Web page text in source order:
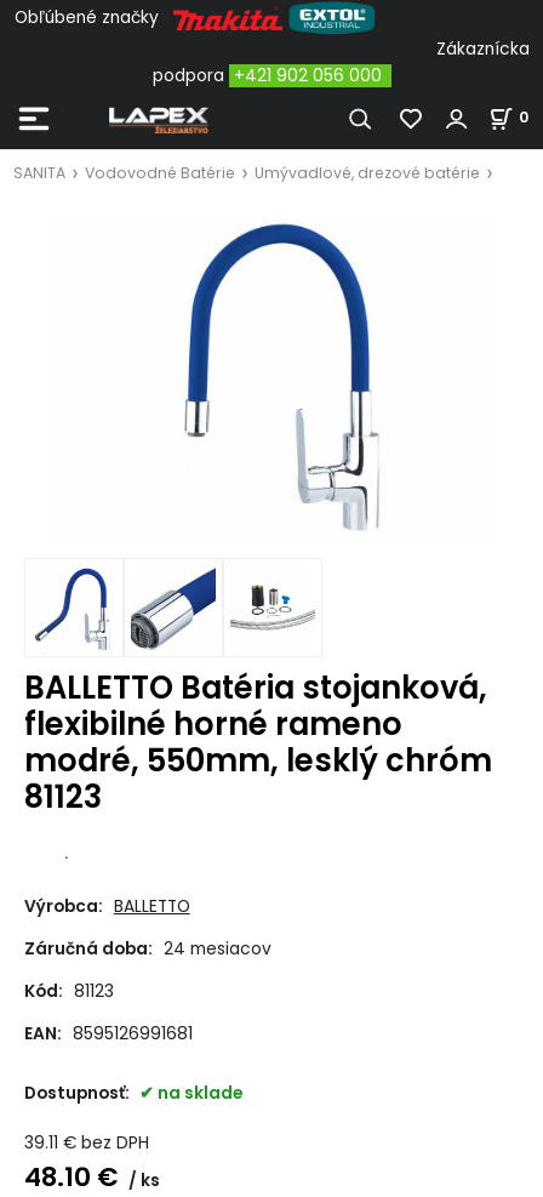
Obľúbené značky
Zákaznícka
podpora +421 902 056 000
0
SANITA Vodovodné Batérie Umývadlové, drezové batérie
BALLETTO Batéria stojanková,
flexibilné horné rameno
modré, 550mm, lesklý chróm
81123
.
Výrobca: BALLETTO
Záručná doba: 24 mesiacov
Kód: 81123
EAN: 8595126991681
Dostupnosť: na sklade
39.11 € bez DPH
48.10 € ks